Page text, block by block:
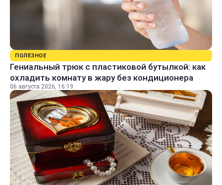
ПОЛЕЗНОЕ
Гениальный трюк с пластиковой бутылкой: как
охладить комнату в жару без кондиционера
06 августа 2026, 16:19